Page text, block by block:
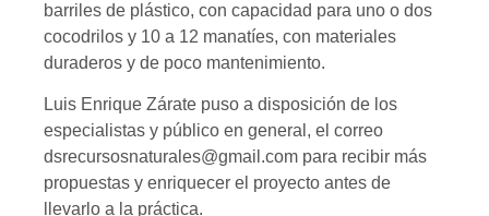
barriles de plástico, con capacidad para uno o dos
cocodrilos y 10 a 12 manatíes, con materiales
duraderos y de poco mantenimiento.
Luis Enrique Zárate puso a disposición de los
especialistas y público en general, el correo
dsrecursosnaturales@gmail.com para recibir más
propuestas y enriquecer el proyecto antes de
llevarlo a la práctica.